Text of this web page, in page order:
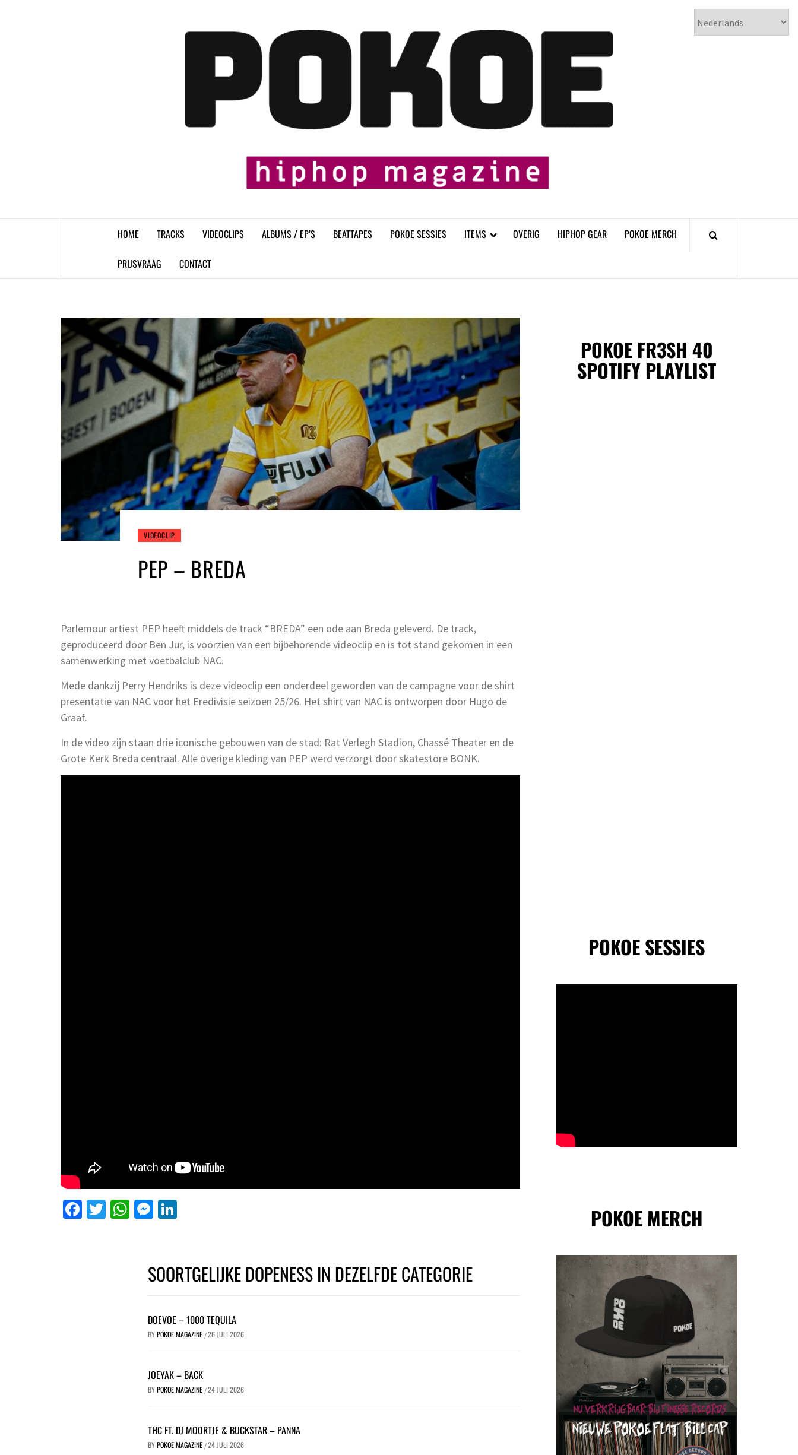
𝗣𝗢𝗞𝗢𝗘
HOME TRACKS VIDEOCLIPS ALBUMS / EP’S BEATTAPES POKOE SESSIES ITEMS OVERIG HIPHOP GEAR POKOE MERCH
PRIJSVRAAG CONTACT
VIDEOCLIP
PEP – BREDA
Parlemour artiest PEP heeft middels de track “BREDA” een ode aan Breda geleverd. De track,
geproduceerd door Ben Jur, is voorzien van een bijbehorende videoclip en is tot stand gekomen in een
samenwerking met voetbalclub NAC.
Mede dankzij Perry Hendriks is deze videoclip een onderdeel geworden van de campagne voor de shirt
presentatie van NAC voor het Eredivisie seizoen 25/26. Het shirt van NAC is ontworpen door Hugo de
Graaf.
In de video zijn staan drie iconische gebouwen van de stad: Rat Verlegh Stadion, Chassé Theater en de
Grote Kerk Breda centraal. Alle overige kleding van PEP werd verzorgt door skatestore BONK.
Facebook
Twitter
WhatsApp
Messenger
SOORTGELIJKE DOPENESS IN DEZELFDE CATEGORIE
DOEVOE – 1000 TEQUILA
BYPOKOE MAGAZINE /26 JULI 2026
JOEYAK – BACK
BYPOKOE MAGAZINE /24 JULI 2026
THC FT. DJ MOORTJE & BUCKSTAR – PANNA
BYPOKOE MAGAZINE /24 JULI 2026
POKOE FR3SH 40
SPOTIFY PLAYLIST
POKOE SESSIES
POKOE MERCH